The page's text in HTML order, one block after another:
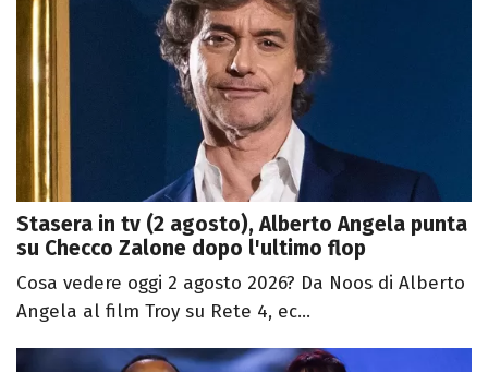
Stasera in tv (2 agosto), Alberto Angela punta
su Checco Zalone dopo l'ultimo flop
Cosa vedere oggi 2 agosto 2026? Da Noos di Alberto
Angela al film Troy su Rete 4, ec...